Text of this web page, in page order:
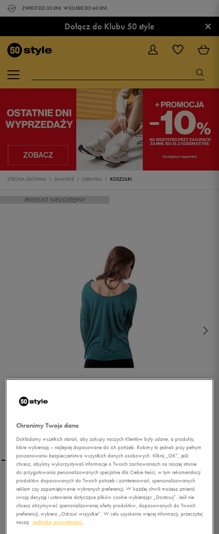
ZWROT DO 30 DNI. W KLUBIE DO 60 DNI.
Dołącz do Klubu 50 style ×
STRONA GŁÓWNA DAMSKIE UBRANIA KOSZULKI
PRODUKT NIEDOSTĘPNY
REEBOK T-SHIRT LS SEL LS
TEE
0.0( 0)
złz Vat
Chronimy Twoje dane
Dokładamy wszelkich starań, aby zakupy naszych Klientów były udane, a produkty,
które wybierają – najlepiej dopasowane do ich potrzeb. Robimy to jednak przy pełnym
poszanowaniu bezpieczeństwa wszystkich danych osobowych. Kliknij „OK”, jeśli
chcesz, abyśmy wykorzystywali informacje o Twoich zachowaniach na naszej stronie
do przygotowania personalizowanych specjalnie dla Ciebie treści, w tym rekomendacji
produktów dopasowanych do Twoich potrzeb i zainteresowań, spersonalizowanych
reklam czy zapamiętywanie wybranych preferencji. W każdej chwili możesz zmienić
swoją decyzję i ustawienia dotyczące plików cookie wybierając „Dostosuj”. Jeśli nie
chcesz otrzymywać spersonalizowanej oferty produktów, dopasowanych do Twoich
preferencji, wybierz „Odrzuć wszystkie”. W celu uzyskania więcej informacji, przeczytaj
naszą
politykę prywatności.